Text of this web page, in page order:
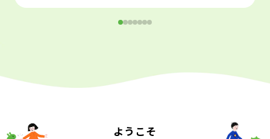
ようこそ